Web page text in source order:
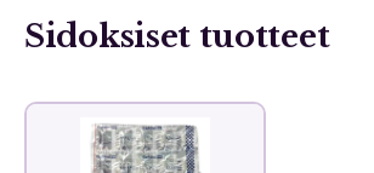
Sidoksiset tuotteet